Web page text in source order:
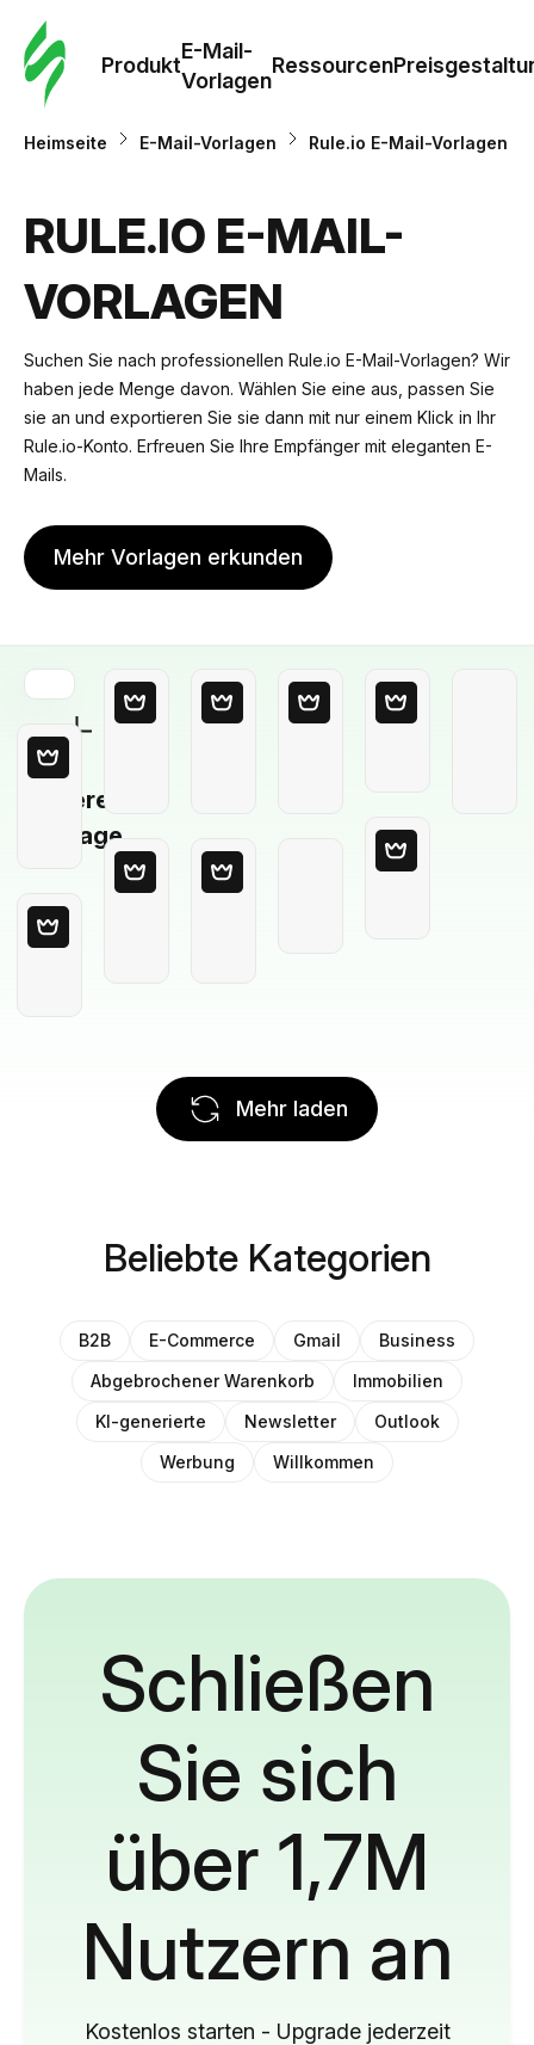
Produkt
E-Mail-
Vorlagen
Ressourcen
Heimseite E-Mail-Vorlagen Rule.io E-Mail-Vorlagen
RULE.IO E-MAIL-
VORLAGEN
Suchen Sie nach professionellen Rule.io E-Mail-Vorlagen? Wir
haben jede Menge davon. Wählen Sie eine aus, passen Sie
sie an und exportieren Sie sie dann mit nur einem Klick in Ihr
Rule.io-Konto. Erfreuen Sie Ihre Empfänger mit eleganten E-
Mails.
Mehr Vorlagen erkunden
Leere
Vorlage
Mehr laden
Beliebte Kategorien
B2B E-Commerce Gmail
Business
Abgebrochener Warenkorb
Immobilien
KI-generierte
Newsletter
Outlook
Werbung
Willkommen
Schließen
Sie sich
über 1,7M
Nutzern an
Kostenlos starten - Upgrade jederzeit